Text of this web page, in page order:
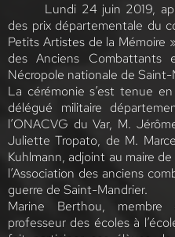
Lundi 24 juin 2019,
des prix départementale du
Petits Artistes de la Mémoire
des Anciens
Nécropole nationale de Saint-
La cérémonie s’est tenue
délégué militaire
l’ONACVG du Var, M.
Juliette Tropato, de M.
Kuhlmann, adjoint au maire
l’Association des anciens
guerre de Saint-Mandrier.
Marine Berthou,
professeur des écoles à